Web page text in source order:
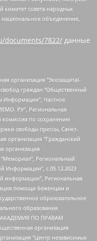
комитет совета народных
национальное объединение,
documents/7822/ данные
медиа", с 26.01.2023 Общество с ограниченной ответственностью "Чайка Белые сады", Ветошкина Валерия Валерьевна, Заговора Максим Александрович, Межрегиональное общественное движение "Российская ЛГБТ - сеть", Оленичев Максим Владимирович, Павлов Иван Юрьевич, Скворцова Елена Сергеевна, Общество с ограниченной ответственностью "Как бы инагент", Кочетков Игорь Викторович, Общество с ограниченной ответственностью "Честные выборы", Еланчик Олег Александрович, Общество с ограниченной ответственностью "Нобелевский призыв", Гималова Регина Эмилевна, Григорьев Андрей Валерьевич, Григорьева Алина Александровна, Ассоциация по содействию защите прав призывников, альтернативнослужащих и военнослужащих "Правозащитная группа "Гражданин.Армия.Право", Хисамова Регина Фаритовна, Автономная некоммерческая организация по реализации социально-правовых программ "Лилит", Дальневосточное общественное движение "Маяк", Санкт-Петербургская ЛГБТ-инициативная группа "Выход", Инициативная группа ЛГБТ+ "Реверс", Алексеев Андрей Викторович, Бекбулатова Таисия Львовна, Беляев Иван Михайлович, Владыкина Елена Сергеевна, Гельман Марат Александрович, Никульшина Вероника Юрьевна, Толоконникова Надежда Андреевна, Шендерович Виктор Анатольевич, Общество с ограниченной ответственностью "Данное сообщение", Общество с ограниченной ответственностью Издательский дом "Новая глава", Айнбиндер Александра Александровна, Московский комьюнити-центр для ЛГБТ+инициатив, Благотворительный фонд развития филантропии, Deutsche Welle (Германия, Kurt-Schumacher-Strasse 3, 53113 Bonn), Борзунова Мария Михайловна, Воробьев Виктор Викторович, Голубева Анна Львовна, Константинова Алла Михайловна, Малкова Ирина Владимировна, Мурадов Мурад Абдулгалимович, Осетинская Елизавета Николаевна, Понасенков Евгений Николаевич, Ганапольский Матвей Юрьевич, Киселев Евгений Алексеевич, Борухович Ирина Григорьевна, Дремин Иван Тимофеевич, Дубровский Дмитрий Викторович, Красноярская региональная общественная организация поддержки и развития альтернативных образовательных технологий и межкультурных коммуникаций "ИНТЕРРА", Маяковская Екатерина Алексеевна, Фейгин Марк Захарович, Филимонов Андрей Викторович, Дзугкоева Регина Николаевна, Доброхотов Роман Александрович, Дудь Юрий Александрович, Елкин Сергей Владимирович, Кругликов Кирилл Игоревич, Сабунаева Мария Леонидовна, Семенов Алексей Владимирович, Шаинян Карен Багратович, Шульман Екатерина Михайловна, Асафьев Артур Валерьевич, Вахштайн Виктор Семенович, Венедиктов Алексей Алексеевич, Лушникова Екатерина Евгеньевна, Волков Леонид Михайлович, Невзоров Александр Глебович, Пархоменко Сергей Борисович, Сироткин Ярослав Николаевич, Кара-Мурза Владимир Владимирович, Баранова Наталья Владимировна, Гозман Леонид Яковлевич, Кагарлицкий Борис Юльевич, Климарев Михаил Валерьевич, Милов Владимир Станиславович, Автономная некоммерческая организация Краснодарский центр современного искусства "Типография", Моргенштерн Алишер Тагирович, Соболь Любовь Эдуардовна, Общество с ограниченной ответственностью "ЛИЗА НОРМ", Каспаров Гарри Кимович, Ходорковский Михаил Борисович, Общество с ограниченной ответственностью "Апрельские тезисы", Данилович Ирина Брониславовна, Кашин Олег Владимирович, Петров Николай Владимирович, Пивоваров Алексей Владимирович, Соколов Михаил Владимирович, Цветкова Юлия Владимировна, Чичваркин Евгений Александрович, Комитет против пыток/Команда против пыток, Общество с ограниченной ответственностью "Первый научный", Общество с ограниченной ответственностью "Вертолет и ко", Белоцерковская Вероника Борисовна, Кац Максим Евгеньевич, Лазарева Татьяна Юрьевна, Шаведдинов Руслан Табризович, Яшин Илья Валерьевич, Общество с ограниченной ответственностью "Иноагент ААВ", Алешковский Дмитрий Петрович, Альбац Евгения Марковна, Быков Дмитрий Львович, Галямина Юлия Евгеньевна, Лойко Сергей Леонидович, Мартынов Кирилл Константинович, Медведев Сергей Александрович, Крашенинников Федор Геннадиевич, Гордеева Катерина Вл